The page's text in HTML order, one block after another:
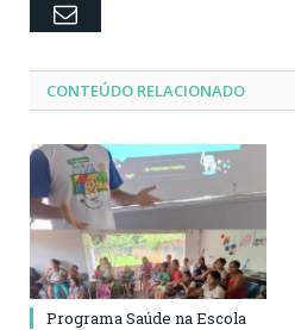
Email
CONTEÚDO RELACIONADO
Programa Saúde na Escola